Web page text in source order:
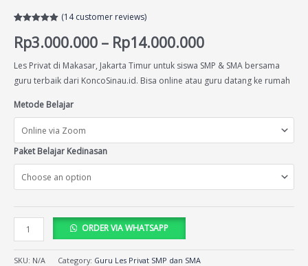
out of 5
based on
customer
ratings
(14customer reviews)
Rp3.000.000 – Rp14.000.000
Les Privat di Makasar, Jakarta Timur untuk siswa SMP & SMA bersama
guru terbaik dari KoncoSinau.id. Bisa online atau guru datang ke rumah
Metode Belajar
Paket Belajar Kedinasan
ORDER VIA WHATSAPP
SKU: N/A Category: Guru Les Privat SMP dan SMA